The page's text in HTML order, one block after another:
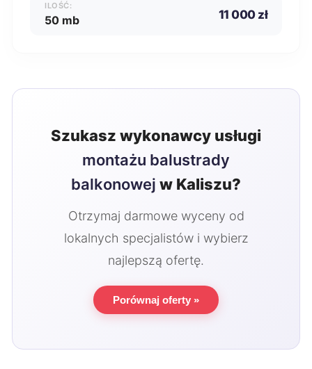
ILOŚĆ:
50 mb 11 000 zł
Szukasz wykonawcy usługi
montażu balustrady
balkonowej w Kaliszu?
Otrzymaj darmowe wyceny od
lokalnych specjalistów i wybierz
najlepszą ofertę.
Porównaj oferty »